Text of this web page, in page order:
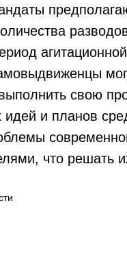
свою
идей и планов
что решать